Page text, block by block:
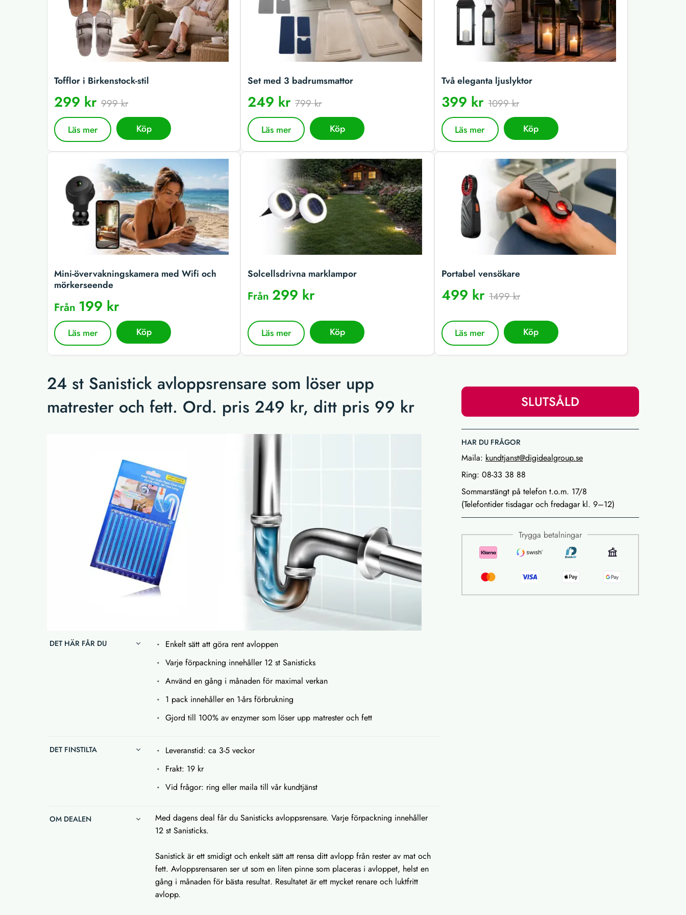
Tofflor i Birkenstock-stil
299 kr 999 kr
Läs mer Köp
Set med 3 badrumsmattor
249 kr799 kr
Läs mer Köp
Två eleganta ljuslyktor
399 kr1099 kr
Läs mer Köp
Mini-övervakningskamera med Wifi och
mörkerseende
Från 199 kr
Läs mer Köp
Solcellsdrivna marklampor
Från299 kr
Läs mer Köp
Portabel vensökare
499 kr1499 kr
Läs mer Köp
24 st Sanistick avloppsrensare som löser upp
matrester och fett. Ord. pris 249 kr, ditt pris 99 kr
SLUTSÅLD
HAR DU FRÅGOR
Maila: kundtjanst@digidealgroup.se
Ring: 08-33 38 88
Sommarstängt på telefon t.o.m. 17/8
(Telefontider tisdagar och fredagar kl. 9–12)
Trygga betalningar
DET HÄR FÅR DU
Enkelt sätt att göra rent avloppen
Varje förpackning innehåller 12 st Sanisticks
Använd en gång i månaden för maximal verkan
1 pack innehåller en 1-års förbrukning
Gjord till 100% av enzymer som löser upp matrester och fett
DET FINSTILTA
Leveranstid: ca 3-5 veckor
Frakt: 19 kr
Vid frågor: ring eller maila till vår kundtjänst
OM DEALEN
Med dagens deal får du Sanisticks avloppsrensare. Varje förpackning innehåller
12 st Sanisticks.
Sanistick är ett smidigt och enkelt sätt att rensa ditt avlopp från rester av mat och
fett. Avloppsrensaren ser ut som en liten pinne som placeras i avloppet, helst en
gång i månaden för bästa resultat. Resultatet är ett mycket renare och luktfritt
avlopp.